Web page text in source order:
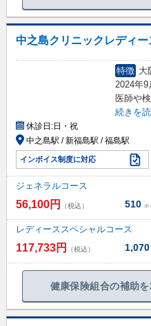
中之島クリニックレディー
特徴 大
2024年9
医師や
続きを
休診日:日・祝
中之島駅 / 新福島駅 / 福島駅
インボイス制度に対応
ジェネラルコース
56,100円 （税込） 510 ポ
レディーススペシャルコース
117,733円 （税込） 1,070
健康保険組合の補助